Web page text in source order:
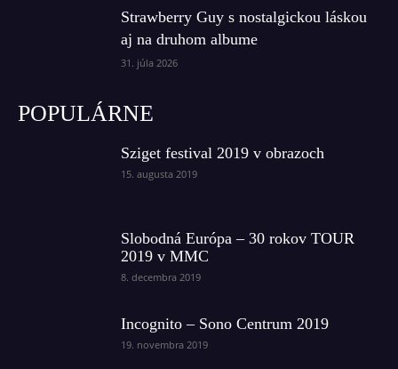
Strawberry Guy s nostalgickou láskou
aj na druhom albume
31. júla 2026
POPULÁRNE
Sziget festival 2019 v obrazoch
15. augusta 2019
Slobodná Európa – 30 rokov TOUR
2019 v MMC
8. decembra 2019
Incognito – Sono Centrum 2019
19. novembra 2019